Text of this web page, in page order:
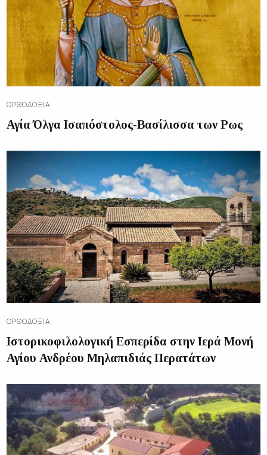
ΟΡΘΟΔΟΞΊΑ
Αγία Όλγα Ισαπόστολος-Βασίλισσα των Ρως
ΟΡΘΟΔΟΞΊΑ
Ιστορικοφιλολογική Εσπερίδα στην Ιερά Μονή
Αγίου Ανδρέου Μηλαπιδιάς Περατάτων